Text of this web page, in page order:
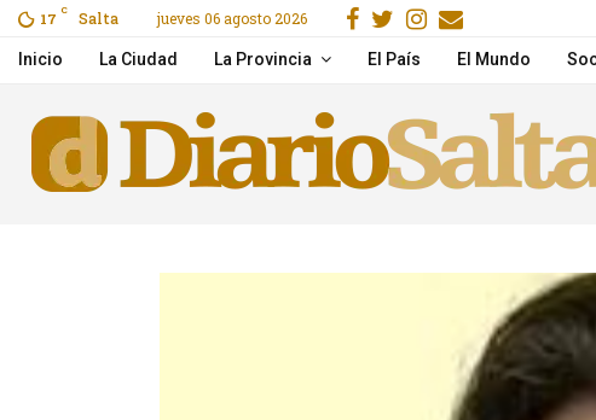
17 C Salta jueves 06 agosto 2026
un choque en Cerrillos Pichetto aseguró que Victoria
Facebook
Gorjeo
Instagram
Email
Inicio La Ciudad La Provincia El País El Mundo